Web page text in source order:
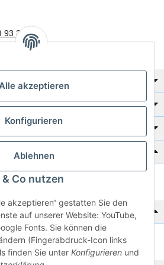
akzeptieren
Konfigurieren
Ablehnen
Co nutzen
akzeptieren“ gestatten Sie den
auf unserer Website: YouTube,
Fonts. Sie können die
(Fingerabdruck-Icon links
finden Sie unter Konfigurieren und
93 30
zur Hand?
Schnellbestellung
kein Katalog?
anschauen